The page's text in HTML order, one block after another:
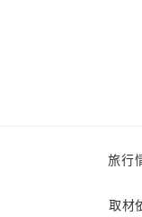
旅行
取材